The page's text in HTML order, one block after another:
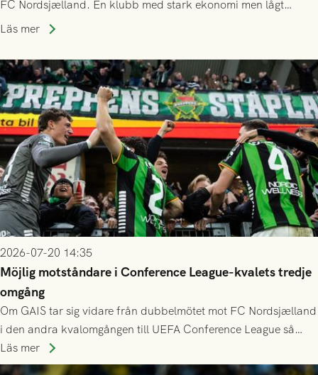
FC Nordsjælland. En klubb med stark ekonomi men lågt
publiksnitt, ett lag med både kollektiv styrka och individuell
Läs mer
2026-07-20 14:35
Möjlig motståndare i Conference League-kvalets tredje
omgång
Om GAIS tar sig vidare från dubbelmötet mot FC Nordsjælland
i den andra kvalomgången till UEFA Conference League så
spelas den tredje kvalomgången kort därpå. Motståndare blir
då vinnaren i mötet mellan isländska Valur och HŠK Zrinjski
Läs mer